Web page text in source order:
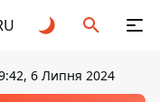
6 Липня 2024